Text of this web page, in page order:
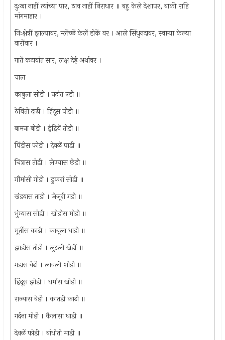
दुःखा नाहीं त्यांच्या पार, ठाव नाहीं निराधार ॥ बहु केले देशापर, बाकी राहि
मांगमाहार ।
निःक्षेत्रीं झाल्यावर, म्लेंच्छें केलें डोकें वर । आले सिंधुनदावर, स्वार्‍या केल्या
वारोंवार ।
गातें कटावांत सार, लक्ष देई अर्थावर ।
चाल
काबुला सोडी । नदांत उडी ॥
ठेवितो दाढी । हिंदूस पीडी ॥
बामना बोडी । इंद्रियें तोडी ॥
पिंडीस फोडी । देवळें पाडी ॥
चित्रास तोडी । लेण्यास छेडी ॥
गौमांसी गोडी । डुकरां सोडी ॥
खंडयास ताडी । जेजूरी गडी ॥
भुंग्यास सोडी । खोडीस मोडी ॥
मूर्तीस काढी । काबूला धाडी ॥
झाडीस तोडी । लुटली खेडीं ॥
गडास वेढी । लावली शीडी ॥
हिंदूस झोडी । धर्मास खोडी ॥
राज्यास बेडी । कातडी काढी ॥
गर्दना मोडी । कैलासा धाडी ॥
देवळें फोडी । बांधीतो माडी ॥